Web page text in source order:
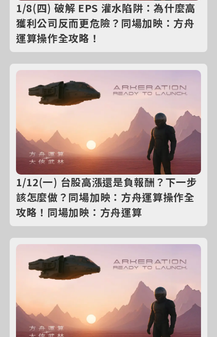
1/8(四) 破解 EPS 灌水陷阱：為什麼高
獲利公司反而更危險？同場加映：方舟
運算操作全攻略！
1/12(一) 台股高漲還是負報酬？下一步
該怎麼做？同場加映：方舟運算操作全
攻略！同場加映：方舟運算